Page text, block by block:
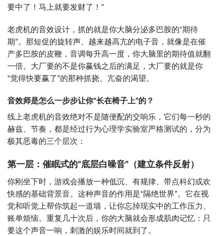
要中了！马上就要发财了！”
老虎机的音效设计，抓的就是你大脑分泌多巴胺的“期待
期”。那短促的旋转声、越来越高亢的电子音，就像是在催
产多巴胺的皮鞭，音调每升高一度，你大脑里的期待值就翻
一倍。大厂要的不是你赢钱之后的满足，大厂要的就是你
“觉得快要赢了”的那种抓挠、亢奋的渴望。
音效师是怎么一步步让你“长在椅子上”的？
线上老虎机的音效绝对不是随便配的交响乐，它们每一秒的
赫兹、节奏，都是经过行为心理学实验室严格测试的，分为
极其恶毒的三个层次：
第一层：催眠式的“底层白噪音”（建立条件反射）
你刚坐下时，游戏会播放一种低沉、有规律、带点科幻或欢
快感的基础背景音。这种声音的作用是“隔绝世界”。它在视
觉和听觉上帮你筑起一道墙，让你忘掉现实中的工作压力、
账单烦恼。重复几十次后，你的大脑就会形成肌肉记忆：只
要这个声音一响，刺激的娱乐时间就到了。